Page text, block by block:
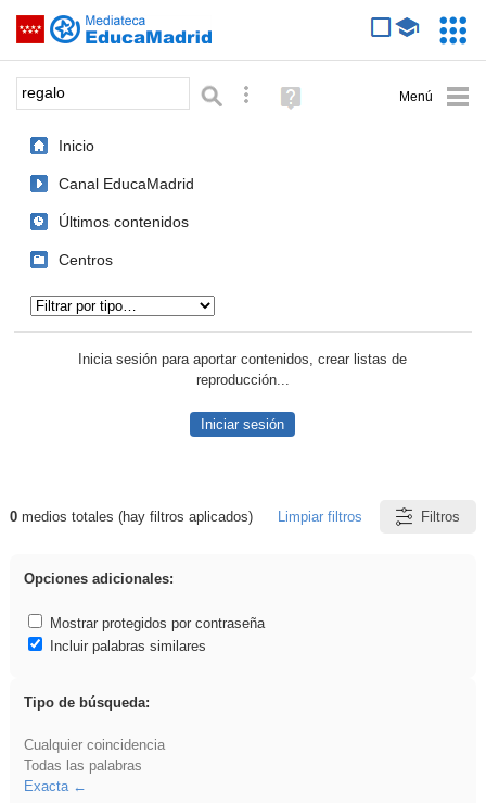
Saltar navegación
Palabra o frase: Búsqueda avanzada
Ayuda
(en
Inicio
Canal EducaMadrid
Últimos contenidos
Centros
Inicia sesión para aportar contenidos, crear listas de
reproducción...
Iniciar sesión
Resultados de: regalo
0medios totales (hay filtros aplicados) Limpiar filtros Filtros
Opciones adicionales:
Mostrar protegidos por contraseña
Incluir palabras similares
Tipo de búsqueda:
Cualquier coincidencia
Todas las palabras
Exacta